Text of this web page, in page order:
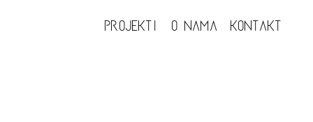
PROJEKTI O NAMA KONTAKT